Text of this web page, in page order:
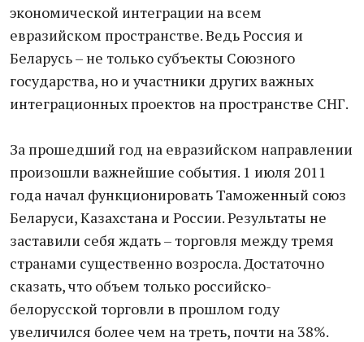
экономической интеграции на всем
евразийском пространстве. Ведь Россия и
Беларусь – не только субъекты Союзного
государства, но и участники других важных
интеграционных проектов на пространстве СНГ.
За прошедший год на евразийском направлении
произошли важнейшие события. 1 июля 2011
года начал функционировать Таможенный союз
Беларуси, Казахстана и России. Результаты не
заставили себя ждать – торговля между тремя
странами существенно возросла. Достаточно
сказать, что объем только российско-
белорусской торговли в прошлом году
увеличился более чем на треть, почти на 38%.